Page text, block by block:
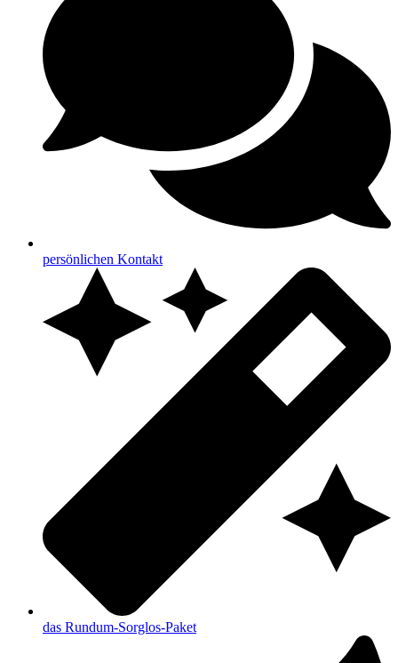
persönlichen Kontakt
das Rundum-Sorglos-Paket